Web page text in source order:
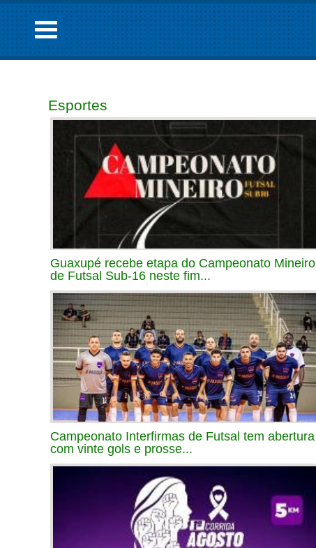
Esportes
Guaxupé recebe etapa do Campeonato Mineiro
de Futsal Sub-16 neste fim...
Campeonato Interfirmas de Futsal tem abertura
com vinte gols e prosse...